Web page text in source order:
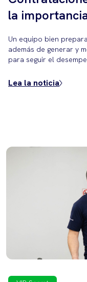
la
para
estacionales.
Un equipo bien
además de generar y
para seguir el
Lea la noticia